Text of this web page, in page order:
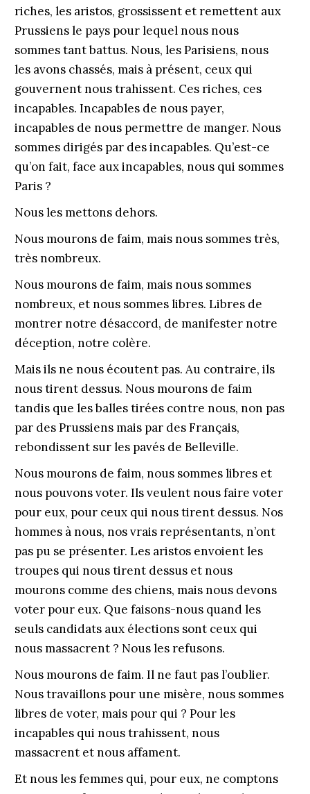
riches, les aristos, grossissent et remettent aux
Prussiens le pays pour lequel nous nous
sommes tant battus. Nous, les Parisiens, nous
les avons chassés, mais à présent, ceux qui
gouvernent nous trahissent. Ces riches, ces
incapables. Incapables de nous payer,
incapables de nous permettre de manger. Nous
sommes dirigés par des incapables. Qu’est-ce
qu’on fait, face aux incapables, nous qui sommes
Paris ?
Nous les mettons dehors.
Nous mourons de faim, mais nous sommes très,
très nombreux.
Nous mourons de faim, mais nous sommes
nombreux, et nous sommes libres. Libres de
montrer notre désaccord, de manifester notre
déception, notre colère.
Mais ils ne nous écoutent pas. Au contraire, ils
nous tirent dessus. Nous mourons de faim
tandis que les balles tirées contre nous, non pas
par des Prussiens mais par des Français,
rebondissent sur les pavés de Belleville.
Nous mourons de faim, nous sommes libres et
nous pouvons voter. Ils veulent nous faire voter
pour eux, pour ceux qui nous tirent dessus. Nos
hommes à nous, nos vrais représentants, n’ont
pas pu se présenter. Les aristos envoient les
troupes qui nous tirent dessus et nous
mourons comme des chiens, mais nous devons
voter pour eux. Que faisons-nous quand les
seuls candidats aux élections sont ceux qui
nous massacrent ? Nous les refusons.
Nous mourons de faim. Il ne faut pas l’oublier.
Nous travaillons pour une misère, nous sommes
libres de voter, mais pour qui ? Pour les
incapables qui nous trahissent, nous
massacrent et nous affament.
Et nous les femmes qui, pour eux, ne comptons